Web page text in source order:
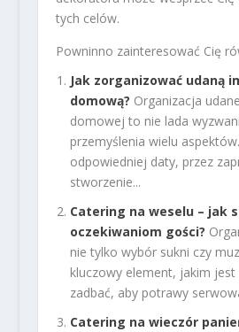
tych celów.
Powninno zainteresować Cię
Jak zorganizować udaną
domową? Organizacja
domowej to nie lada
przemyślenia wielu
odpowiedniej daty, przez
stworzenie...
Catering na weselu – jak
oczekiwaniom gości?
nie tylko wybór sukni czy
kluczowy element, jakim
zadbać, aby potrawy
Catering na wieczór